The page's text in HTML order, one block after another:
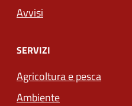
Avvisi
SERVIZI
Agricoltura e pesca
Ambiente